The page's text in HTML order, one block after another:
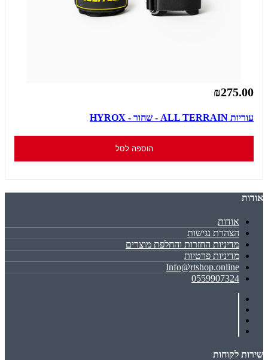
₪275.00
עוריות ALL TERRAIN - שחור - HYROX
הוספה לסל
אודות
אודות
הצהרת נגישות
מדיניות החזרות והחלפת מוצרים
מדיניות פרטיות
Info@rtshop.online
0559907324
שירות לקוחות